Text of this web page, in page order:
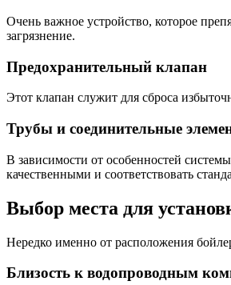
Очень важное устройство, которое
загрязнение.
Предохранительный клапан
Этот клапан служит для сброса
Трубы и соединительные
В зависимости от особенностей
качественными и соответствовать
Выбор места для
Нередко именно от расположения
Близость к водопроводным